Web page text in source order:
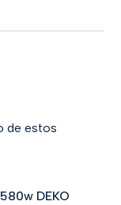
de estos
DEKO